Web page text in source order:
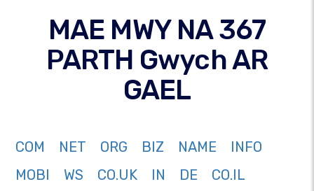
MAE MWY NA 367
PARTH Gwych AR
GAEL
COM NET ORG BIZ NAME
INFO
MOBI
WS CO.UK IN DE
CO.IL